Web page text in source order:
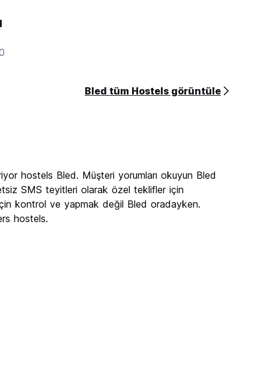
Bled tüm Hostels görüntüle
hostels Bled. Müşteri yorumları okuyun Bled
SMS teyitleri olarak özel teklifler için
kontrol ve yapmak değil Bled oradayken.
hostels.